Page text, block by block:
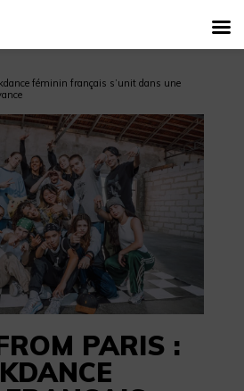
féminin français s’unit dans une
PARIS :